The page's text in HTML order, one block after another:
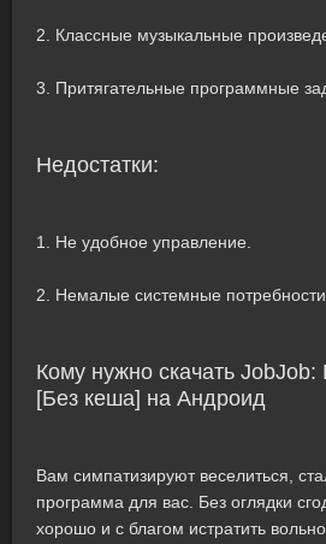
2. Классные музыкальные
3. Притягательные программные
Недостатки:
1. Не удобное управление.
2. Немалые системные потребности.
Кому нужно скачать JobJob:
[Без кеша] на Андроид
Вам симпатизируют веселиться,
программа для вас. Без оглядки
хорошо и с благом истратить